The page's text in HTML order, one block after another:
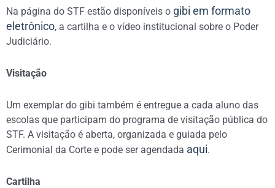
Na página do STF estão disponíveis o gibi em formato
eletrônico, a cartilha e o vídeo institucional sobre o Poder
Judiciário.
Visitação
Um exemplar do gibi também é entregue a cada aluno das
escolas que participam do programa de visitação pública do
STF. A visitação é aberta, organizada e guiada pelo
Cerimonial da Corte e pode ser agendada aqui.
Cartilha